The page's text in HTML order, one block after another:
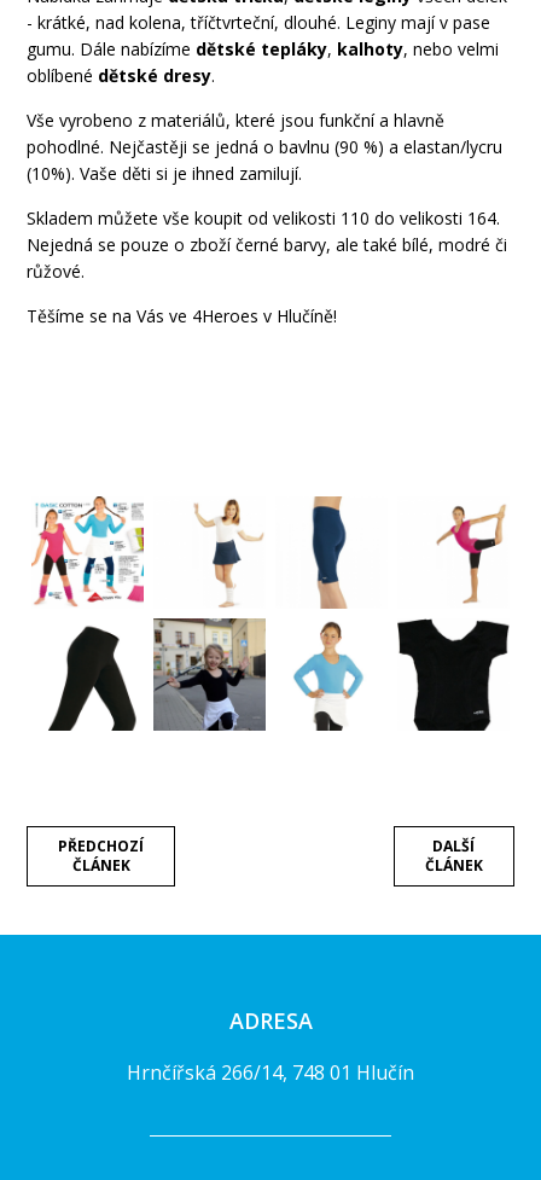
- krátké, nad kolena, tříčtvrteční, dlouhé. Leginy mají v pase
gumu. Dále nabízíme dětské tepláky, kalhoty, nebo velmi
oblíbené dětské dresy.
Vše vyrobeno z materiálů, které jsou funkční a hlavně
pohodlné. Nejčastěji se jedná o bavlnu (90 %) a elastan/lycru
(10%). Vaše děti si je ihned zamilují.
Skladem můžete vše koupit od velikosti 110 do velikosti 164.
Nejedná se pouze o zboží černé barvy, ale také bílé, modré či
růžové.
Těšíme se na Vás ve 4Heroes v Hlučíně!
DALŠÍ
ČLÁNEK
PŘEDCHOZÍ
ČLÁNEK
ADRESA
Hrnčířská 266/14, 748 01 Hlučín